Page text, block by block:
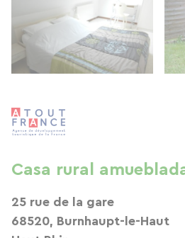
Casa rural
25 rue de la gare
68520, Burnhaupt-le-Haut